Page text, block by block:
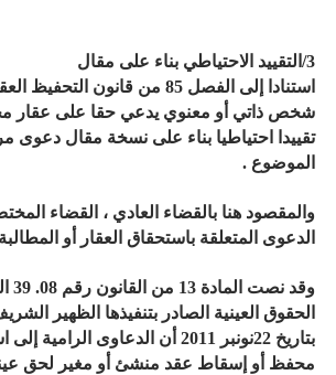
3/التقييد الاحتياطي بناء على مقال
استنادا إلى الفصل 85 من قانون
شخص ذاتي أو معنوي يدعي حقا على عقار
تقييدا احتياطيا بناء على نسخة مقال دعوى
الموضوع .
والمقصود هنا بالقضاء العادي ، القضاء
الدعوى المتعلقة باستحقاق العقار أو
وقد
بتاريخ 22نونبر 2011 أن الدعاوى
محفظ أو إسقاط عقد منشئ أو مغير لحق